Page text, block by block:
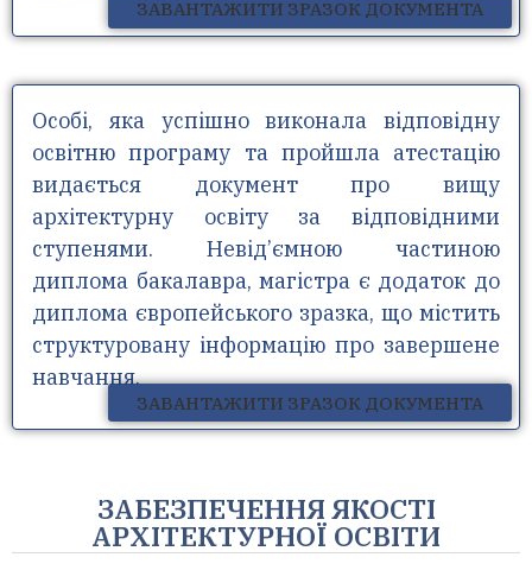
ЗАВАНТАЖИТИ ЗРАЗОК ДОКУМЕНТА
Особі, яка успішно виконала відповідну
освітню програму та пройшла атестацію
видається документ про вищу
архітектурну освіту за відповідними
ступенями. Невід’ємною частиною
диплома бакалавра, магістра є додаток до
диплома європейського зразка, що містить
структуровану інформацію про завершене
навчання.
ЗАВАНТАЖИТИ ЗРАЗОК ДОКУМЕНТА
ЗАБЕЗПЕЧЕННЯ ЯКОСТІ
АРХІТЕКТУРНОЇ ОСВІТИ